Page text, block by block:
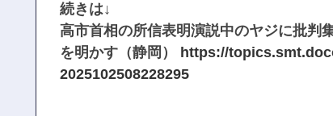
続きは↓
高市首相の所信表明演説中のヤジに批
を明かす（静岡）
https://
2025102508228295